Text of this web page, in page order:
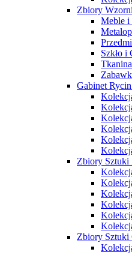
Zbiory
Meble i
Szkło i
Gabinet
Zbiory Sztuki
Zbiory Sztuki